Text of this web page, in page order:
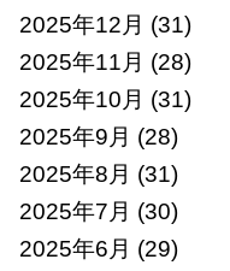
2025年12月 (31)
2025年11月 (28)
2025年10月 (31)
2025年9月 (28)
2025年8月 (31)
2025年7月 (30)
2025年6月 (29)